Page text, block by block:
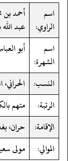
اسم
الراوي:
أحمد بن
عبد
اسم
الشهرة:
أبو
النسب:
الرتبة:
متهم
الإقامة:
حران،
الموالي:
مولى